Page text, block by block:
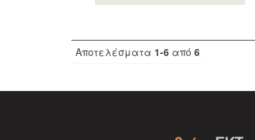
Αποτελέσματα 1-6 από 6